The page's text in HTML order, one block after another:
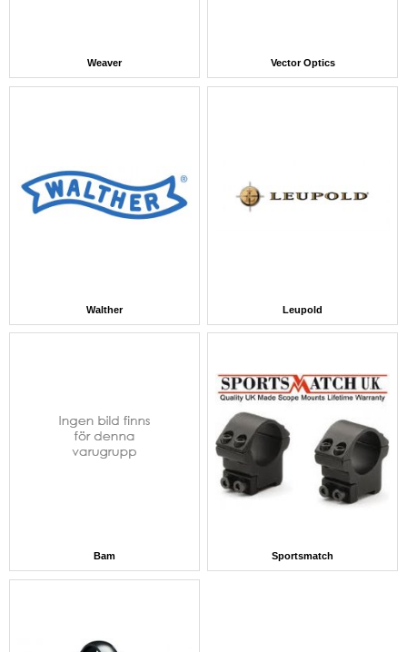
Weaver Vector Optics
Walther Leupold
Bam Sportsmatch